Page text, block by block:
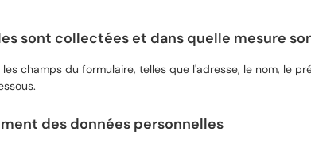
sont collectées et dans quelle mesure
champs du formulaire, telles que l'adresse, le nom, le
des données personnelles